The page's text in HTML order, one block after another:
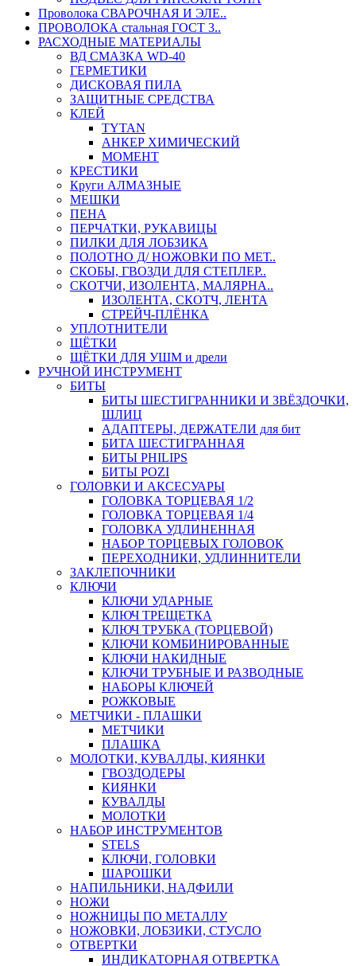
Проволока СВАРОЧНАЯ И ЭЛЕ..
ПРОВОЛОКА стальная ГОСТ 3..
РАСХОДНЫЕ МАТЕРИАЛЫ
ВД СМАЗКА WD-40
ГЕРМЕТИКИ
ДИСКОВАЯ ПИЛА
ЗАЩИТНЫЕ СРЕДСТВА
КЛЕЙ
TYTAN
АНКЕР ХИМИЧЕСКИЙ
МОМЕНТ
КРЕСТИКИ
Круги АЛМАЗНЫЕ
МЕШКИ
ПЕНА
ПЕРЧАТКИ, РУКАВИЦЫ
ПИЛКИ ДЛЯ ЛОБЗИКА
ПОЛОТНО Д/ НОЖОВКИ ПО МЕТ..
СКОБЫ, ГВОЗДИ ДЛЯ СТЕПЛЕР..
СКОТЧИ, ИЗОЛЕНТА, МАЛЯРНА..
ИЗОЛЕНТА, СКОТЧ, ЛЕНТА
СТРЕЙЧ-ПЛЁНКА
УПЛОТНИТЕЛИ
ЩЁТКИ
ЩЁТКИ ДЛЯ УШМ и дрели
РУЧНОЙ ИНСТРУМЕНТ
БИТЫ
БИТЫ ШЕСТИГРАННИКИ И ЗВЁЗДОЧКИ,
ШЛИЦ
АДАПТЕРЫ, ДЕРЖАТЕЛИ для бит
БИТА ШЕСТИГРАННАЯ
БИТЫ PHILIPS
БИТЫ POZI
ГОЛОВКИ И АКСЕСУАРЫ
ГОЛОВКА ТОРЦЕВАЯ 1/2
ГОЛОВКА ТОРЦЕВАЯ 1/4
ГОЛОВКА УДЛИНЕННАЯ
НАБОР ТОРЦЕВЫХ ГОЛОВОК
ПЕРЕХОДНИКИ, УДЛИННИТЕЛИ
ЗАКЛЕПОЧНИКИ
КЛЮЧИ
КЛЮЧИ УДАРНЫЕ
КЛЮЧ ТРЕЩЕТКА
КЛЮЧ ТРУБКА (ТОРЦЕВОЙ)
КЛЮЧИ КОМБИНИРОВАННЫЕ
КЛЮЧИ НАКИДНЫЕ
КЛЮЧИ ТРУБНЫЕ И РАЗВОДНЫЕ
НАБОРЫ КЛЮЧЕЙ
РОЖКОВЫЕ
МЕТЧИКИ - ПЛАШКИ
МЕТЧИКИ
ПЛАШКА
МОЛОТКИ, КУВАЛДЫ, КИЯНКИ
ГВОЗДОДЕРЫ
КИЯНКИ
КУВАЛДЫ
МОЛОТКИ
НАБОР ИНСТРУМЕНТОВ
STELS
КЛЮЧИ, ГОЛОВКИ
ШАРОШКИ
НАПИЛЬНИКИ, НАДФИЛИ
НОЖИ
НОЖНИЦЫ ПО МЕТАЛЛУ
НОЖОВКИ, ЛОБЗИКИ, СТУСЛО
ОТВЕРТКИ
ИНДИКАТОРНАЯ ОТВЕРТКА